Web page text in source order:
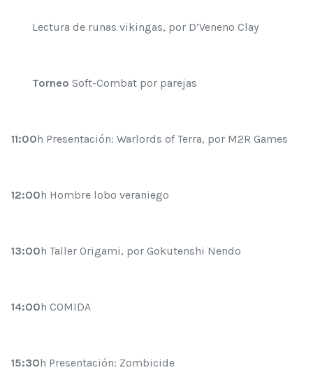
Lectura de runas vikingas, por D’Veneno Clay
Torneo Soft-Combat por parejas
11:00h Presentación: Warlords of Terra, por M2R Games
12:00h Hombre lobo veraniego
13:00h Taller Origami, por Gokutenshi Nendo
14:00h COMIDA
15:30h Presentación: Zombicide